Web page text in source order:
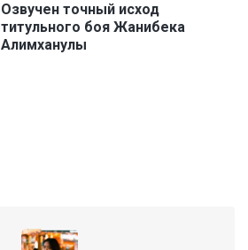
Озвучен точный исход
титульного боя Жанибека
Алимханулы